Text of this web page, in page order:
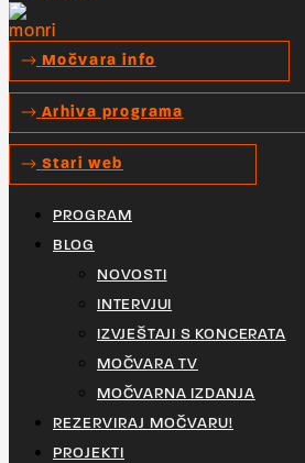
Močvara info
Arhiva programa
Stari web
PROGRAM
BLOG
NOVOSTI
INTERVJUI
IZVJEŠTAJI S KONCERATA
MOČVARA TV
MOČVARNA IZDANJA
REZERVIRAJ MOČVARU!
PROJEKTI